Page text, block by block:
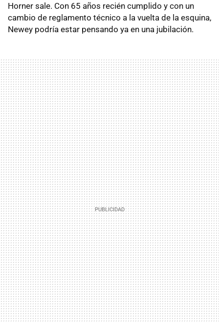
Horner sale. Con 65 años recién cumplido y con un
cambio de reglamento técnico a la vuelta de la esquina,
Newey podría estar pensando ya en una jubilación.